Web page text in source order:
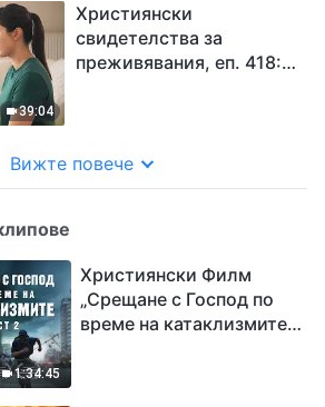
39:04
Християнски
свидетелства за
преживявания, еп. 418:
Вижте повече
1:34:45
Християнски Филм
„Срещане с Господ по
време на катаклизмите“